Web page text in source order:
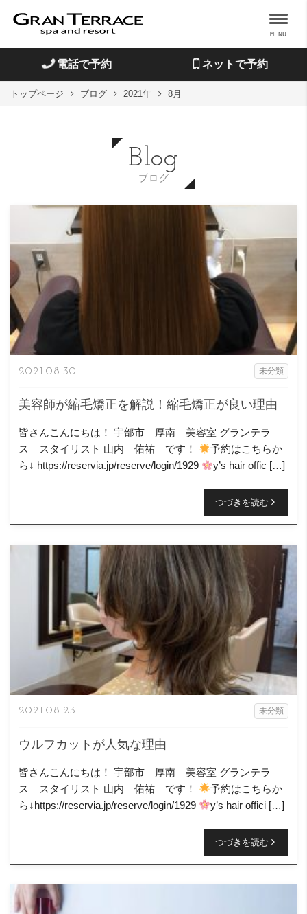
電話で予約 ネットで予約
トップページ ブログ 2021年 8月
Blog
ブログ
美容師が縮毛矯正を解説！縮毛矯正が良い理由
2021.08.30 未分類
皆さんこんにちは！ 宇部市 厚南 美容室 グランテラ
ス スタイリスト 山内 佑祐 です！
予約はこちらか
ら↓ https://reservia.jp/reserve/login/1929
y’s hair offic […]
つづきを読む
ウルフカットが人気な理由
2021.08.23 未分類
皆さんこんにちは！ 宇部市 厚南 美容室 グランテラ
ス スタイリスト 山内 佑祐 です！
予約はこちらか
ら↓https://reservia.jp/reserve/login/1929
y’s hair offici […]
つづきを読む
MENU